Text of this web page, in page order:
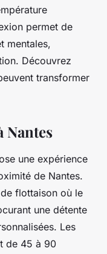
permet de
mentales,
Découvrez
transformer
Nantes
une expérience
de Nantes.
flottaison où le
une détente
Les
de 45 à 90